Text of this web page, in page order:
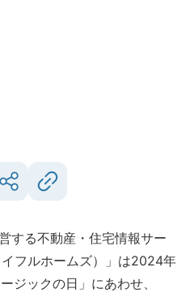
する不動産・住宅情報サー
フルホームズ）」は2024年
ジックの日」にあわせ、